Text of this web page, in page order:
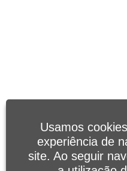
Usamos
experiência de
site. Ao seguir